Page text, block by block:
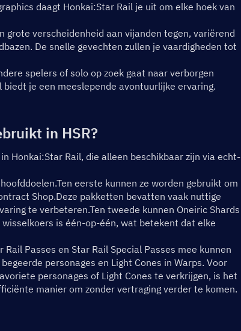
daagt Honkai:Star Rail je uit om elke hoek van
verscheidenheid aan vijanden tegen, variërend
De snelle gevechten zullen je vaardigheden tot
spelers of solo op zoek gaat naar verborgen
je een meeslepende avontuurlijke ervaring.
in HSR?
Honkai:Star Rail, die alleen beschikbaar zijn via echt-
eerste kunnen ze worden gebruikt om
Shop.Deze pakketten bevatten vaak nuttige
te verbeteren.Ten tweede kunnen Oneiric Shards
is één-op-één, wat betekent dat elke
Passes en Star Rail Special Passes mee kunnen
personages en Light Cones in Warps. Voor
personages of Light Cones te verkrijgen, is het
manier om zonder vertraging verder te komen.